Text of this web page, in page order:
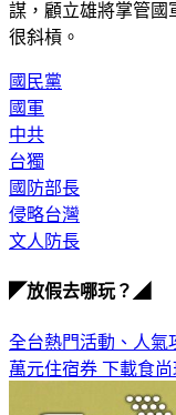
謀，顧立雄將掌管國
很斜槓。
國民黨
國軍
中共
台獨
國防部長
侵略台灣
文人防長
◤放假去哪玩？◢
全台熱門活動、人氣
萬元住宿券 下載食